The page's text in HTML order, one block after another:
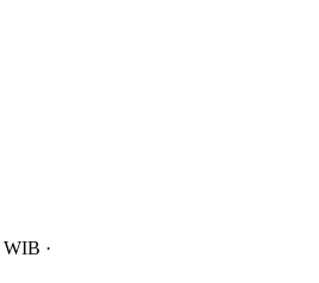
WIB ·